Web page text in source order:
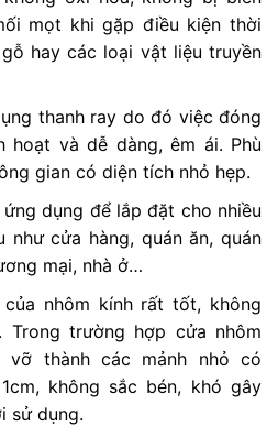
mọt khi gặp điều kiện thời
hay các loại vật liệu truyền
thanh ray do đó việc đóng
hoạt và dễ dàng, êm ái. Phù
gian có diện tích nhỏ hẹp.
dụng để lắp đặt cho nhiều
như cửa hàng, quán ăn, quán
mại, nhà ở…
của nhôm kính rất tốt, không
trường hợp cửa nhôm
thành các mảnh nhỏ có
không sắc bén, khó gây
sử dụng.